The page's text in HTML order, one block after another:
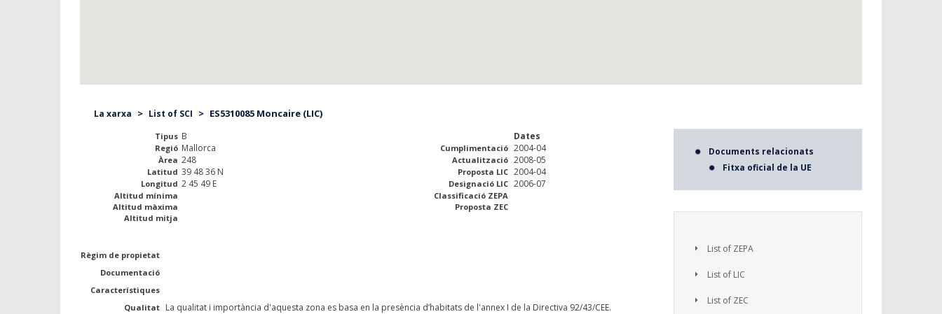
La xarxa > List of SCI > ES5310085 Moncaire (LIC)
Tipus B
Regió Mallorca
Àrea 248
Latitud 39 48 36 N
Longitud 2 45 49 E
Altitud mínima
Altitud màxima
Altitud mitja
Dates
Cumplimentació 2004-04
Actualització 2008-05
Proposta LIC 2004-04
Designació LIC 2006-07
Classificació ZEPA
Proposta ZEC
Règim de propietat
Documentació
Característiques
Qualitat La qualitat i importància d'aquesta zona es basa en la presència d’habitats de l'annex I de la Directiva 92/43/CEE.
Documents relacionats
Fitxa oficial de la UE
List of ZEPA
List of LIC
List of ZEC